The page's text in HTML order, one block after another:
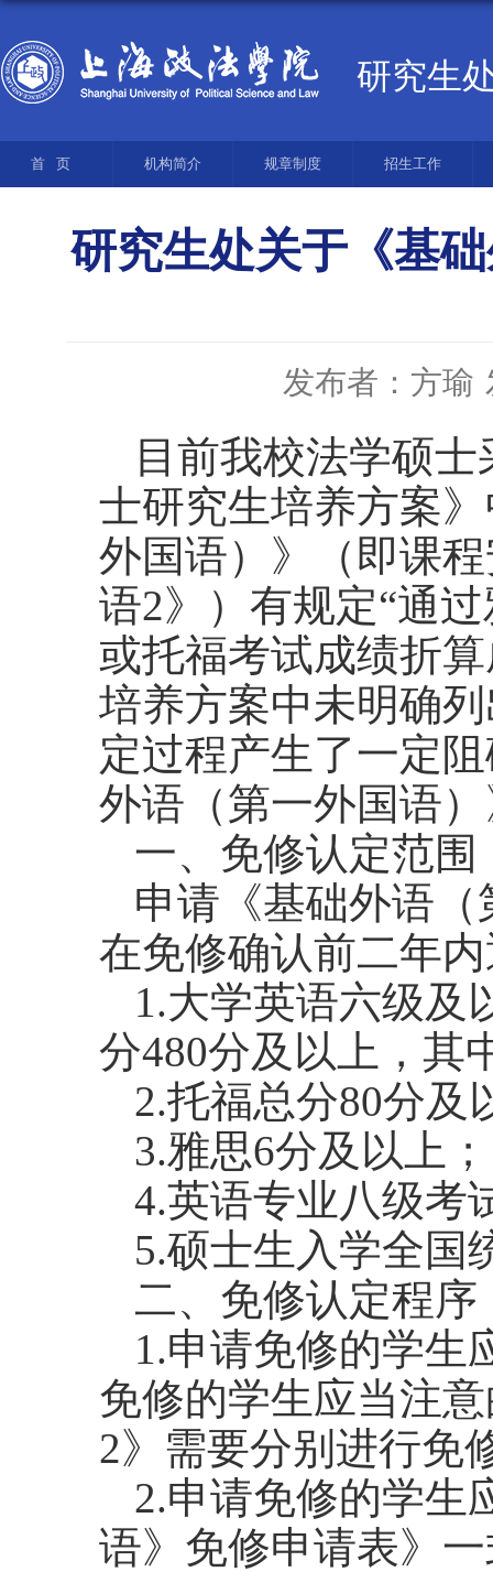
研究生
首页 机构简介 规章制度 招生工作
研究生处关于《基
发布者：方瑜
目前我校法学硕
士研究生培养方案
外国语）》（即课
语2》）有规定“通
或托福考试成绩折
培养方案中未明确
定过程产生了一定
外语（第一外国语
一、免修认定范围
申请《基础外语
在免修确认前二年
1.大学英语六级及
分480分及以上，其
2.托福总分80分及
3.雅思6分及以上；
4.英语专业八级考
5.硕士生入学全国
二、免修认定程序
1.申请免修的学生
免修的学生应当注
2》需要分别进行免
2.申请免修的学生
语》免修申请表》